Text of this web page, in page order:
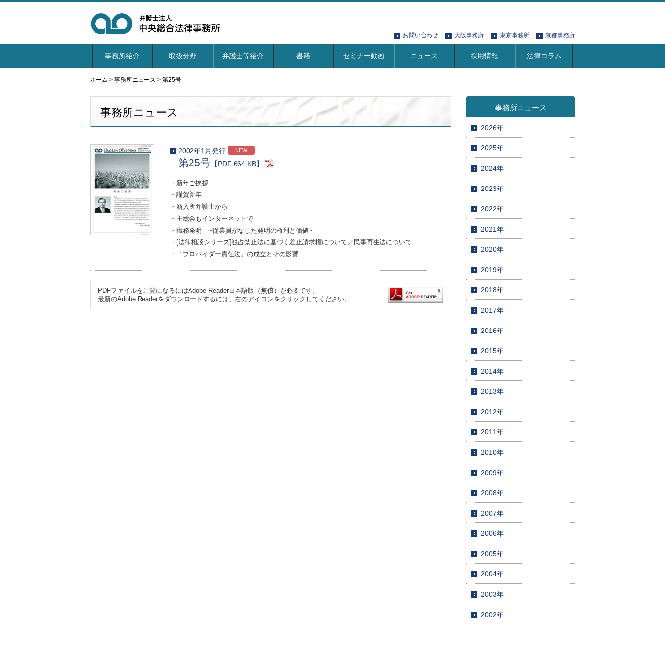
お問い合わせ 大阪事務所 東京事務所 京都事務所
事務所紹介 取扱分野 弁護士等紹介 書籍 セミナー動画 ニュース 採用情報 法律コラム
ホーム > 事務所ニュース > 第25号
事務所ニュース
2002年1月発行 NEW
第25号【PDF:664 KB】
・新年ご挨拶
・謹賀新年
・新入所弁護士から
・主総会もインターネットで
・職務発明 ~従業員がなした発明の権利と価値~
・[法律相談シリーズ]独占禁止法に基づく差止請求権について／民事再生法について
・「プロバイダー責任法」の成立とその影響
PDFファイルをご覧になるにはAdobe Reader日本語版（無償）が必要です。
最新のAdobe Readerをダウンロードするには、右のアイコンをクリックしてください。
事務所ニュース
2026年
2025年
2024年
2023年
2022年
2021年
2020年
2019年
2018年
2017年
2016年
2015年
2014年
2013年
2012年
2011年
2010年
2009年
2008年
2007年
2006年
2005年
2004年
2003年
2002年